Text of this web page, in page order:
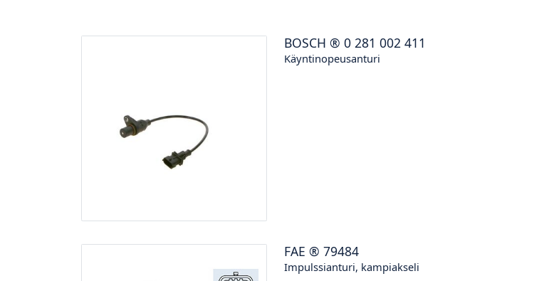
BOSCH ® 0 281 002 411
Käyntinopeusanturi
FAE ® 79484
Impulssianturi, kampiakseli